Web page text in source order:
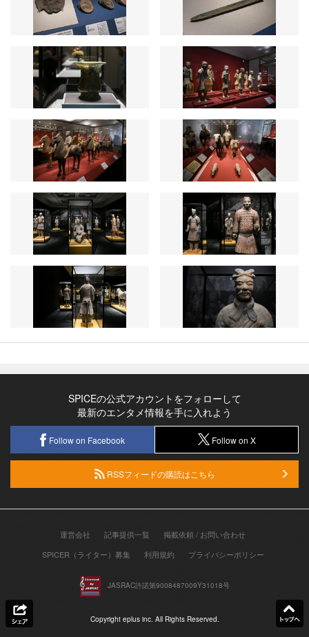
SPICEの公式アカウントをフォローして
最新のエンタメ情報を手に入れよう
Follow on Facebook Follow on X
RSSフィードの購読はこちら
運営会社 記事提供一覧
掲載依頼 / お問い合わせ
SPICER（ライター）募集
利用規約 プライバシーポリシー
JASRAC許諾第9008487009Y31018号
Copyright eplus inc. All Rights Reserved.